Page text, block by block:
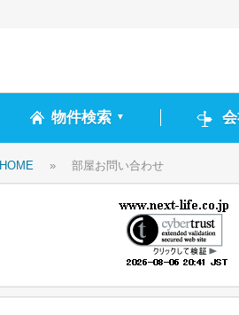
物件検索 ▼
HOME » 部屋お問い合わせ